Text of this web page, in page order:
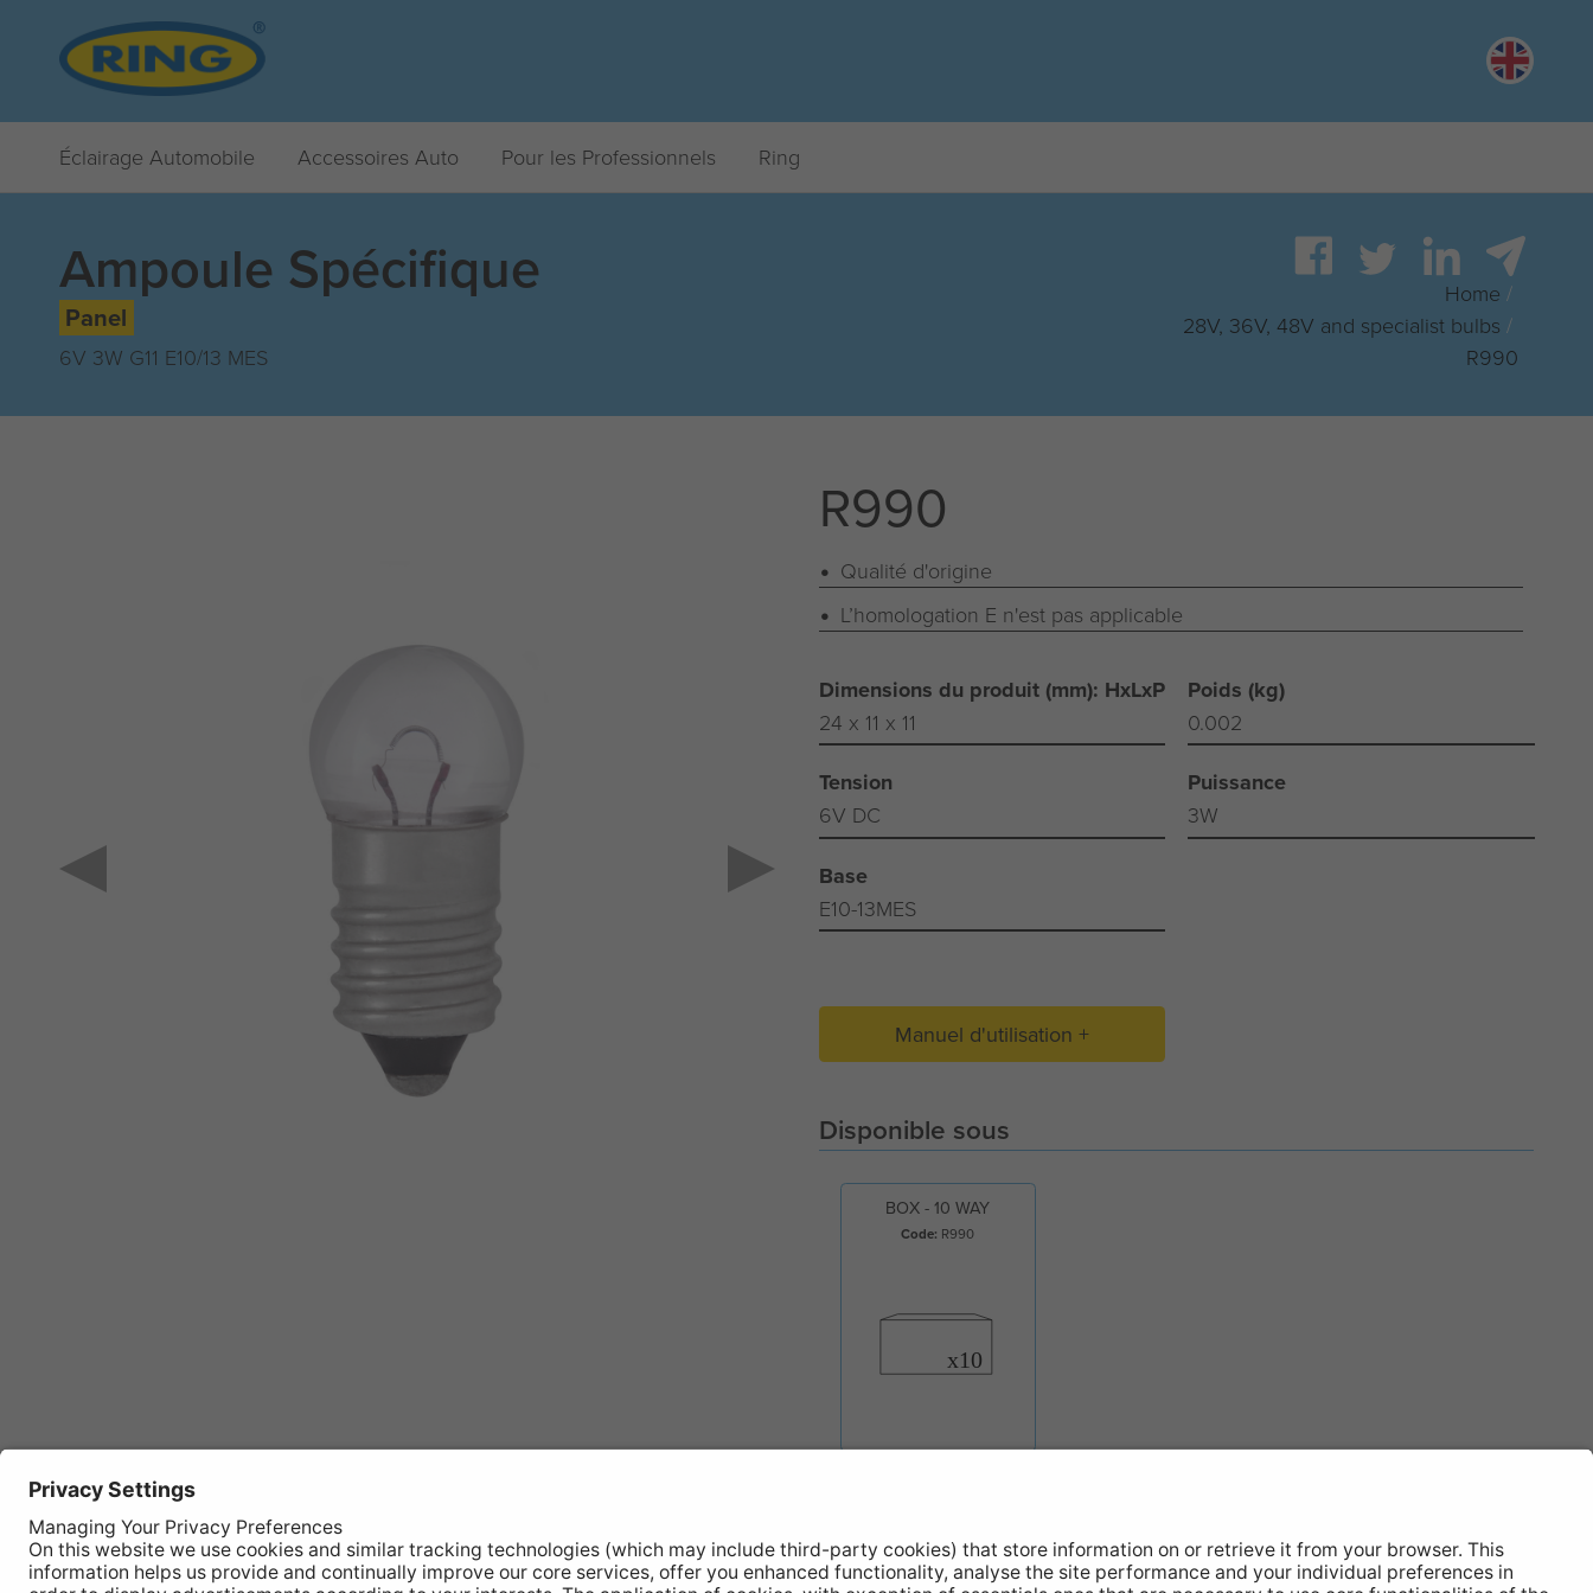
Éclairage Automobile Accessoires Auto Pour les Professionnels Ring
English
Ampoule Spécifique
Panel
6V 3W G11 E10/13 MES
Home /
28V, 36V, 48V and specialist bulbs /
R990
R990
Qualité d'origine
L’homologation E n'est pas applicable
Dimensions du produit (mm): HxLxP
24 x 11 x 11
Poids (kg)
0.002
Tension
6V DC
Puissance
3W
Base
E10-13MES
Manuel d'utilisation +
Disponible sous
BOX - 10 WAY
Code: R990
Où Acheter